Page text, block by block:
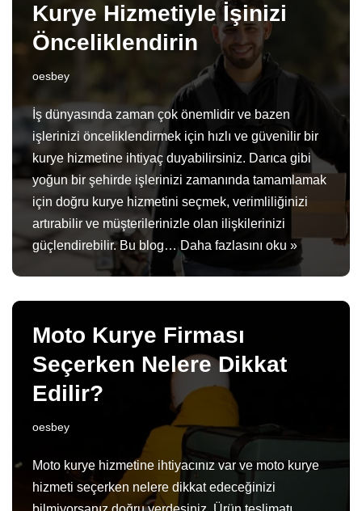
Kurye Hizmetiyle İşinizi
Önceliklendirin
oesbey
İş dünyasında zaman çok önemlidir ve bazen
işlerinizi önceliklendirmek için hızlı ve güvenilir bir
kurye hizmetine ihtiyaç duyabilirsiniz. Darıca gibi
yoğun bir şehirde işlerinizi zamanında tamamlamak
için doğru kurye hizmetini seçmek, verimliliğinizi
artırabilir ve müşterilerinizle olan ilişkilerinizi
güçlendirebilir. Bu blog… Daha fazlasını oku »
Moto Kurye Firması
Seçerken Nelere Dikkat
Edilir?
oesbey
Moto kurye hizmetine ihtiyacınız var ve moto kurye
hizmeti seçerken nelere dikkat edeceğinizi